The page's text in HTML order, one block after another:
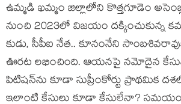
ఉమ్మ‌డి ఖ‌మ్మం జిల్లాలోని కొత్త‌గూడెం
నుంచి 2023లో విజ‌యం ద‌క్కించుకున్న
కుడు, సీపీఐ నేత‌.. కూనంనేని
ఊర‌ట ల‌భించింది. ఆయ‌న‌పై న‌మోదైన
పిటిష‌న్‌ను కూడా సుప్రీంకోర్టు ప్రాథ‌మిక
ఇలాంటి కేసులు కూడా కేసులేనా? స‌మ‌యం